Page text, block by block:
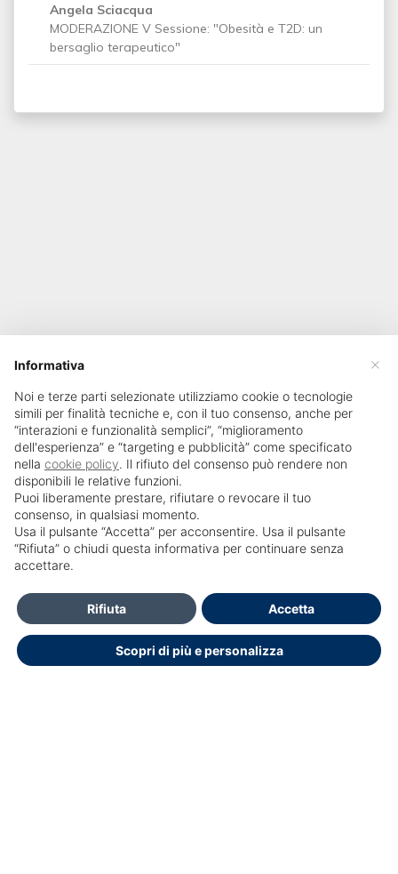
Angela Sciacqua
MODERAZIONE V Sessione: "Obesità e T2D: un
bersaglio terapeutico"
SailPortal 8.5.1 build 18
HELP DESK OPENDOCTOR
info@opendoctor.it
+39 089 934 00 01
+39 3348792286
×
Informativa
Noi e terze parti selezionate utilizziamo cookie o tecnologie
simili per finalità tecniche e, con il tuo consenso, anche per
“interazioni e funzionalità semplici”, “miglioramento
dell'esperienza” e “targeting e pubblicità” come specificato
nella cookie policy. Il rifiuto del consenso può rendere non
disponibili le relative funzioni.
Puoi liberamente prestare, rifiutare o revocare il tuo
consenso, in qualsiasi momento.
Usa il pulsante “Accetta” per acconsentire. Usa il pulsante
“Rifiuta” o chiudi questa informativa per continuare senza
accettare.
Scopri di più e personalizza
Rifiuta Accetta